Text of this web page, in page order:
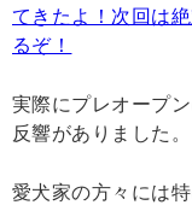
てきたよ！次回は
るぞ！
実際にプレオープ
反響がありました。
愛犬家の方々には